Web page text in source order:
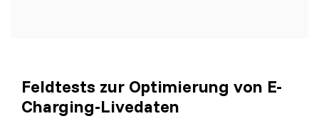
Feldtests zur Optimierung von E-
Charging-Livedaten